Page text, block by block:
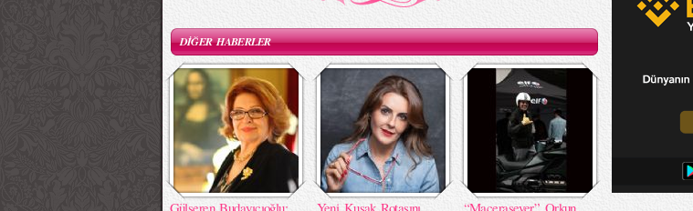
DİĞER HABERLER
Gülseren Budayıcıoğlu; Yeni Kuşak Rotasını “Macerasever” Orkun